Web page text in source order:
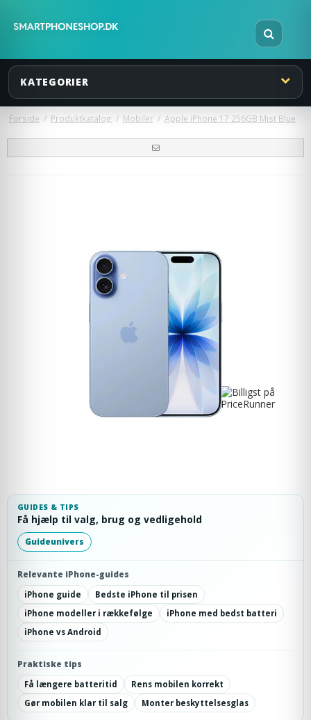
KATEGORIER
Forside / Produktkatalog / Mobiler / Apple iPhone 17 256GB Mist Blue
GUIDES & TIPS
Få hjælp til valg, brug og vedligehold
Guideunivers
Relevante iPhone-guides
iPhone guide
Bedste iPhone til prisen
iPhone modeller i rækkefølge
iPhone med bedst batteri
iPhone vs Android
Praktiske tips
Få længere batteritid
Rens mobilen korrekt
Gør mobilen klar til salg
Monter beskyttelsesglas